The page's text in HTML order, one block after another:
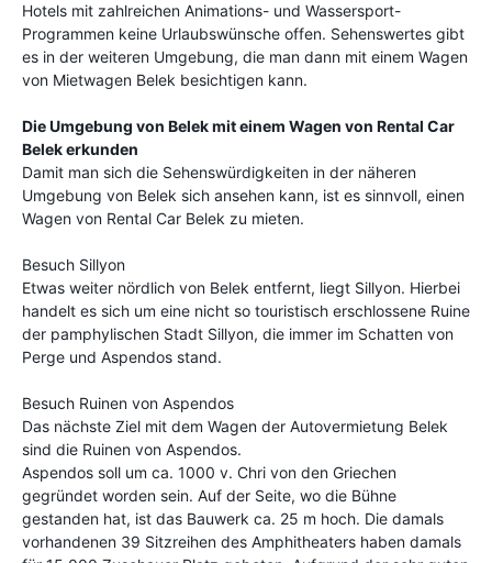
Hotels mit zahlreichen Animations- und Wassersport-
Programmen keine Urlaubswünsche offen. Sehenswertes gibt
es in der weiteren Umgebung, die man dann mit einem Wagen
von Mietwagen Belek besichtigen kann.
Die Umgebung von Belek mit einem Wagen von Rental Car
Belek erkunden
Damit man sich die Sehenswürdigkeiten in der näheren
Umgebung von Belek sich ansehen kann, ist es sinnvoll, einen
Wagen von Rental Car Belek zu mieten.
Besuch Sillyon
Etwas weiter nördlich von Belek entfernt, liegt Sillyon. Hierbei
handelt es sich um eine nicht so touristisch erschlossene Ruine
der pamphylischen Stadt Sillyon, die immer im Schatten von
Perge und Aspendos stand.
Besuch Ruinen von Aspendos
Das nächste Ziel mit dem Wagen der Autovermietung Belek
sind die Ruinen von Aspendos.
Aspendos soll um ca. 1000 v. Chri von den Griechen
gegründet worden sein. Auf der Seite, wo die Bühne
gestanden hat, ist das Bauwerk ca. 25 m hoch. Die damals
vorhandenen 39 Sitzreihen des Amphitheaters haben damals